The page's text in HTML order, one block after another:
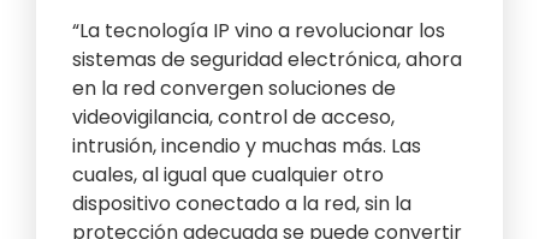
“La tecnología IP vino a revolucionar los
sistemas de seguridad electrónica, ahora
en la red convergen soluciones de
videovigilancia, control de acceso,
intrusión, incendio y muchas más. Las
cuales, al igual que cualquier otro
dispositivo conectado a la red, sin la
protección adecuada se puede convertir